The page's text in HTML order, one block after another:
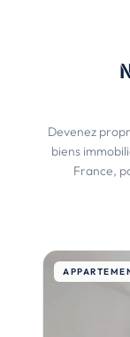
Devenez
biens
France,